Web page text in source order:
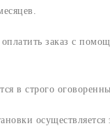
заказ с
в строго